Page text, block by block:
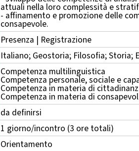
attuali nella loro complessità e
- affinamento e promozione delle
consapevole.
Presenza | Registrazione
Italiano; Geostoria; Filosofia; Storia;
Competenza multilinguistica
Competenza personale, sociale e
Competenza in materia di
Competenza in materia di
da definirsi
1 giorno/incontro (3 ore totali)
Orientamento